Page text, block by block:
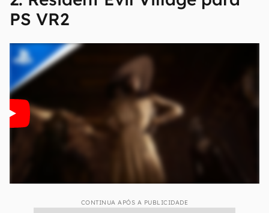
reformulados para o game que acompanha Leon
S. Kennedy na missão de salvar Ashley, a filha do
março de 2023 para PlayStation 5,
|S e PC. De acordo com a Capcom, o jogo
ganhará conteúdo para PlayStation VR2.
2. Resident Evil Village para